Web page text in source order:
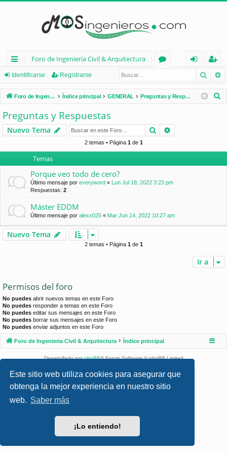
Este sitio web utiliza cookies para asegurar que
obtenga la mejor experiencia en nuestro sitio
web. Saber más
¡Lo entiendo!
nl
ac
es
rá
pi
d
os
Foro de Ingenieria Civil & Arquitectura
os
nt
ifi
e
eg
ist
ra
Identificarse Registrarse
Foro de Ingenieria Civil & Arquitectura Índice principal GENERAL Preguntas y Respuestas
r
Preguntas y Respuestas
Nuevo Tema Buscar
2 temas • Página 1de 1
Temas
Porque veo todo de cero?
Último mensaje por everyword « Lun Jul 18, 2022 3:23 pm
Respuestas: 2
Máster EDDM
Último mensaje por alexx025 « Mar Jun 14, 2022 10:27 am
Nuevo Tema
2 temas • Página 1de 1
Ir a
Permisos del foro
No puedes abrir nuevos temas en este Foro
No puedes responder a temas en este Foro
No puedes editar sus mensajes en este Foro
No puedes borrar sus mensajes en este Foro
No puedes enviar adjuntos en este Foro
Foro de Ingenieria Civil & Arquitectura Índice principal
Desarrollado porphpBB® Forum Software © phpBB Limited
Traducción al español porphpBB España
Privacidad| Condiciones